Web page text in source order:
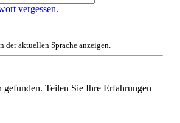
vergessen.
der aktuellen Sprache anzeigen.
Teilen Sie Ihre Erfahrungen